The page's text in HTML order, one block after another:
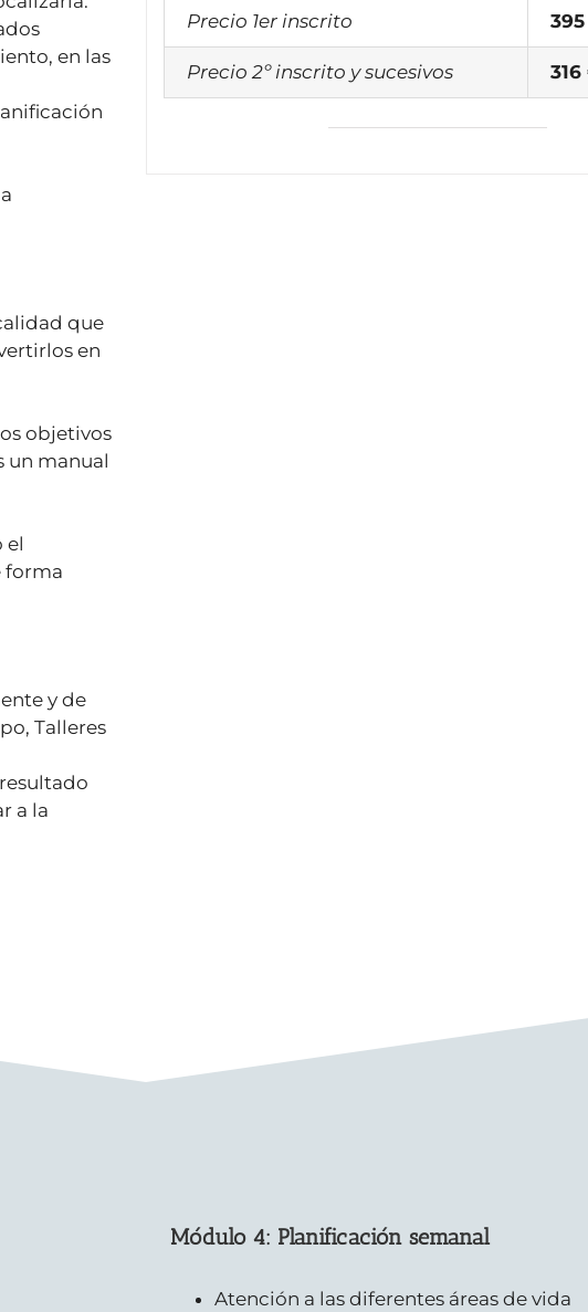
en las
que
en
objetivos
un manual
el
forma
y de
Talleres
a la
Precio 1er inscrito
Precio 2º inscrito y sucesivos
Módulo 4: Planificación semanal
Atención a las diferentes áreas de vida